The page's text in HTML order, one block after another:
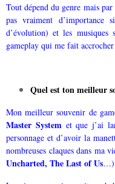
Tout dépend du genre mais
pas vraiment d’importance
d’évolution) et les musiques
gameplay qui me fait
Quel est ton meilleur
Mon meilleur souvenir de
Master Systemet que j’ai
personnage et d’avoir la
nombreuses claques dans ma
Uncharted, The Last of Us